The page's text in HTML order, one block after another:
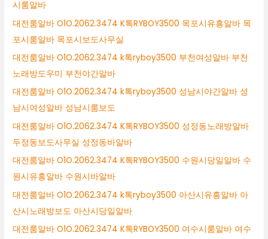
시룸알바
대전룸알바 O1O.2062.3474 K톡RYBOY3500 목포시유흥알바 목
포시룸알바 목포시보도사무실
대전룸알바 O1O.2062.3474 k톡ryboy3500 부천여성알바 부천
노래방도우미 부천야간알바
대전룸알바 O1O.2062.3474 k톡ryboy3500 성남시야간알바 성
남시여성알바 성남시룸보도
대전룸알바 O1O.2062.3474 K톡RYBOY3500 성정동노래방알바
두정동보도사무실 성정동바알바
대전룸알바 O1O.2062.3474 K톡RYBOY3500 수원시당일알바 수
원시유흥알바 수원시바알바
대전룸알바 O1O.2062.3474 k톡ryboy3500 아산시유흥알바 아
산시노래방보도 아산시당일알바
대전룸알바 O1O.2062.3474 K톡RYBOY3500 여수시룸알바 여수